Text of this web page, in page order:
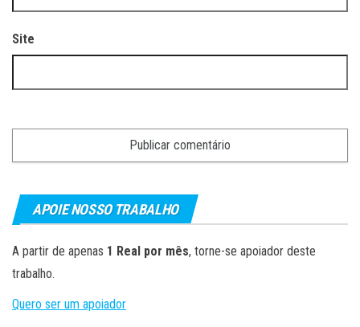
Site
APOIE NOSSO TRABALHO
A partir de apenas 1 Real por mês, torne-se apoiador deste
trabalho.
Quero ser um apoiador